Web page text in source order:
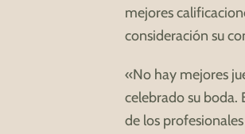
mejores
consideración su
«No hay mejores
celebrado su boda.
de los